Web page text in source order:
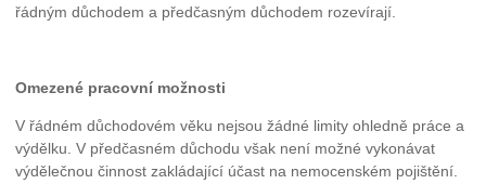
řádným důchodem a předčasným důchodem rozevírají.
Omezené pracovní možnosti
V řádném důchodovém věku nejsou žádné limity ohledně práce a
výdělku. V předčasném důchodu však není možné vykonávat
výdělečnou činnost zakládající účast na nemocenském pojištění.